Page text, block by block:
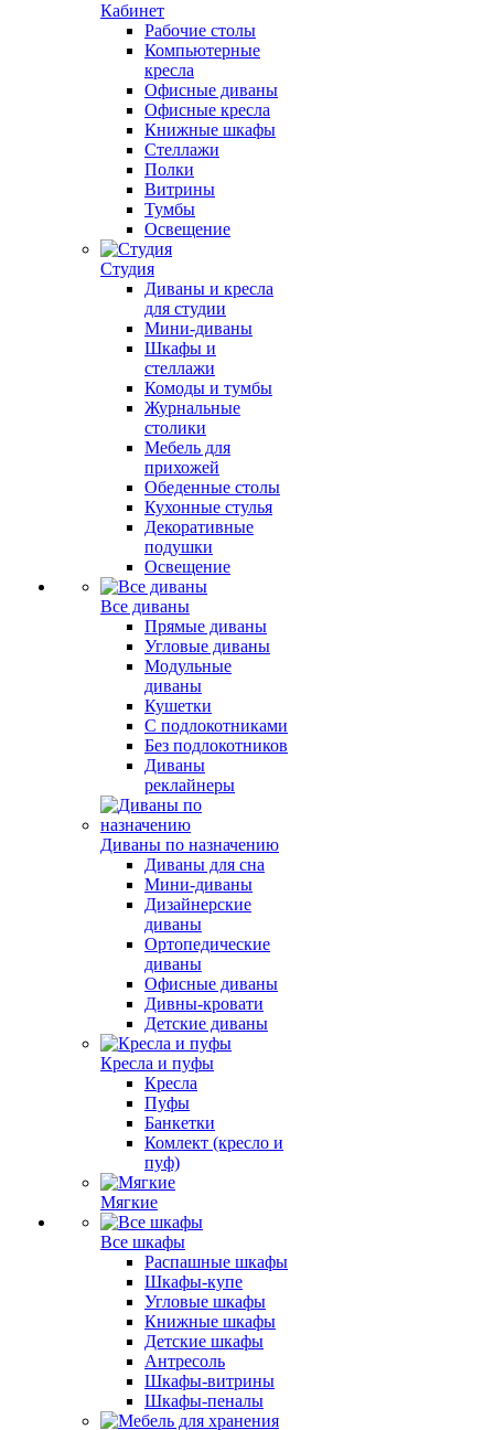
Кабинет
Рабочие столы
Компьютерные
кресла
Офисные диваны
Офисные кресла
Книжные шкафы
Стеллажи
Полки
Витрины
Тумбы
Освещение
Студия
Диваны и кресла
для студии
Мини-диваны
Шкафы и
стеллажи
Комоды и тумбы
Журнальные
столики
Мебель для
прихожей
Обеденные столы
Кухонные стулья
Декоративные
подушки
Освещение
Все диваны
Прямые диваны
Угловые диваны
Модульные
диваны
Кушетки
С подлокотниками
Без подлокотников
Диваны
реклайнеры
Диваны по назначению
Диваны для сна
Мини-диваны
Дизайнерские
диваны
Ортопедические
диваны
Офисные диваны
Дивны-кровати
Детские диваны
Кресла и пуфы
Кресла
Пуфы
Банкетки
Комлект (кресло и
пуф)
Мягкие
Все шкафы
Распашные шкафы
Шкафы-купе
Угловые шкафы
Книжные шкафы
Детские шкафы
Антресоль
Шкафы-витрины
Шкафы-пеналы